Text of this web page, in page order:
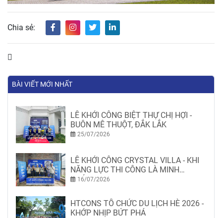
Chia sẻ:
BÀI VIẾT MỚI NHẤT
LỄ KHỞI CÔNG BIỆT THỰ CHỊ HỢI -
BUÔN MÊ THUỘT, ĐẮK LẮK
25/07/2026
LỄ KHỞI CÔNG CRYSTAL VILLA - KHI
NĂNG LỰC THI CÔNG LÀ MINH
CHỨNG
16/07/2026
HTCONS TỔ CHỨC DU LỊCH HÈ 2026 -
KHỚP NHỊP BỨT PHÁ